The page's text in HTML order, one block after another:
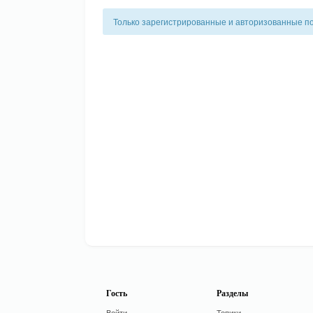
Только зарегистрированные и авторизованные
Гость Разделы